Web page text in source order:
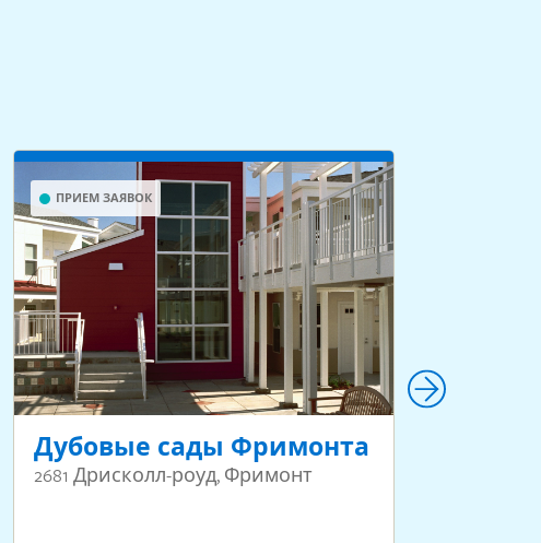
ПРИЕМ ЗАЯВОК
Дубовые сады Фримонта
2681 Дрисколл-роуд, Фримонт